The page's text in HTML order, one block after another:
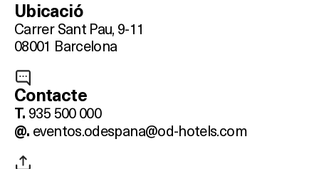
Ubicació
Carrer Sant Pau, 9-11
08001 Barcelona
Contacte
T. 935 500 000
@. eventos.odespana@od-hotels.com